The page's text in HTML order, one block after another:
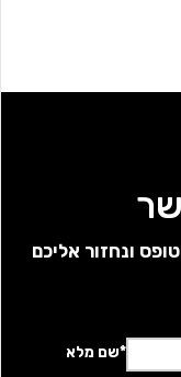
ונחזור אליכם
*שם מלא